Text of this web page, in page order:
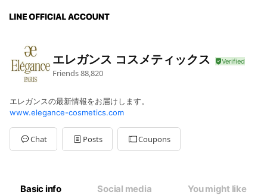
エレガンス コスメティックス
Friends88,820
エレガンスの最新情報をお届けします。
www.elegance-cosmetics.com
Chat Posts Coupons
Basic info Social media You might like